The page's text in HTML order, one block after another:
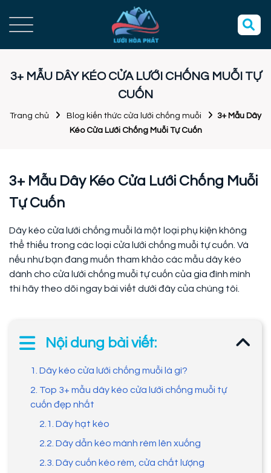
3+ MẪU DÂY KÉO CỬA LƯỚI CHỐNG MUỖI TỰ
CUỐN
Trang chủ Blog kiến thức cửa lưới chống muỗi
3+ Mẫu Dây
Kéo Cửa Lưới Chống Muỗi Tự Cuốn
3+ Mẫu Dây Kéo Cửa Lưới Chống Muỗi
Tự Cuốn
Dây kéo cửa lưới chống muỗi là một loại phụ kiện không
thể thiếu trong các loại cửa lưới chống muỗi tự cuốn. Và
nếu như bạn đang muốn tham khảo các mẫu dây kéo
dành cho cửa lưới chống muỗi tự cuốn của gia đình mình
thì hãy theo dõi ngay bài viết dưới đây của chúng tôi.
Nội dung bài viết:
1. Dây kéo cửa lưới chống muỗi là gì?
2. Top 3+ mẫu dây kéo cửa lưới chống muỗi tự
cuốn đẹp nhất
2.1. Dây hạt kéo
2.2. Dây dẫn kéo mành rèm lên xuống
2.3. Dây cuốn kéo rèm, cửa chất lượng